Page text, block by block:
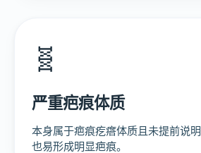
🧬
严重疤痕体质
本身属于疤痕疙瘩体质且未提前说
也易形成明显疤痕。